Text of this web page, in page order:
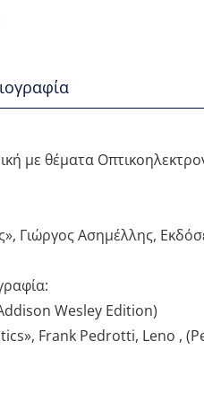
με θέματα
Γιώργος Ασημέλλης,
Wesley Edition)
Frank Pedrotti, Leno ,